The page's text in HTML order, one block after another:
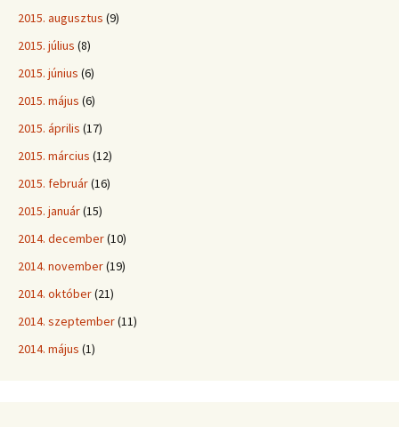
2015. augusztus (9)
2015. július (8)
2015. június (6)
2015. május (6)
2015. április (17)
2015. március (12)
2015. február(16)
2015. január(15)
2014. december(10)
2014. november(19)
2014. október(21)
2014. szeptember(11)
2014. május (1)